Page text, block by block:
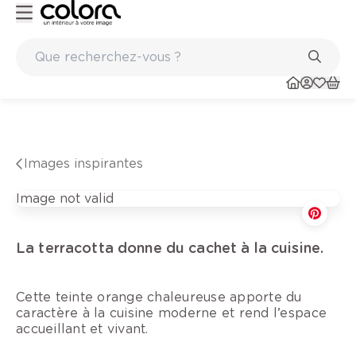
Images inspirantes
Image not valid
La terracotta donne du cachet à la cuisine.
Cette teinte orange chaleureuse apporte du
caractère à la cuisine moderne et rend l’espace
accueillant et vivant.